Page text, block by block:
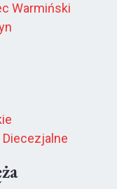
Warmiński